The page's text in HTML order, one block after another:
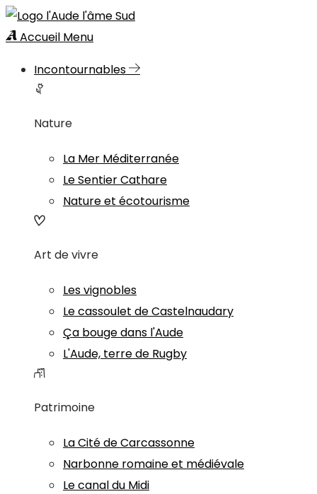
Accueil Menu
Incontournables
Nature
La Mer Méditerranée
Le Sentier Cathare
Nature et écotourisme
Art de vivre
Les vignobles
Le cassoulet de Castelnaudary
Ça bouge dans l'Aude
L'Aude, terre de Rugby
Patrimoine
La Cité de Carcassonne
Narbonne romaine et médiévale
Le canal du Midi